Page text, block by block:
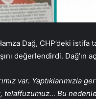
Dağ, CHP’deki istifa
değerlendirdi. Dağ’ın
var. Yaptıklarımızla
telaffuzumuz… Bu